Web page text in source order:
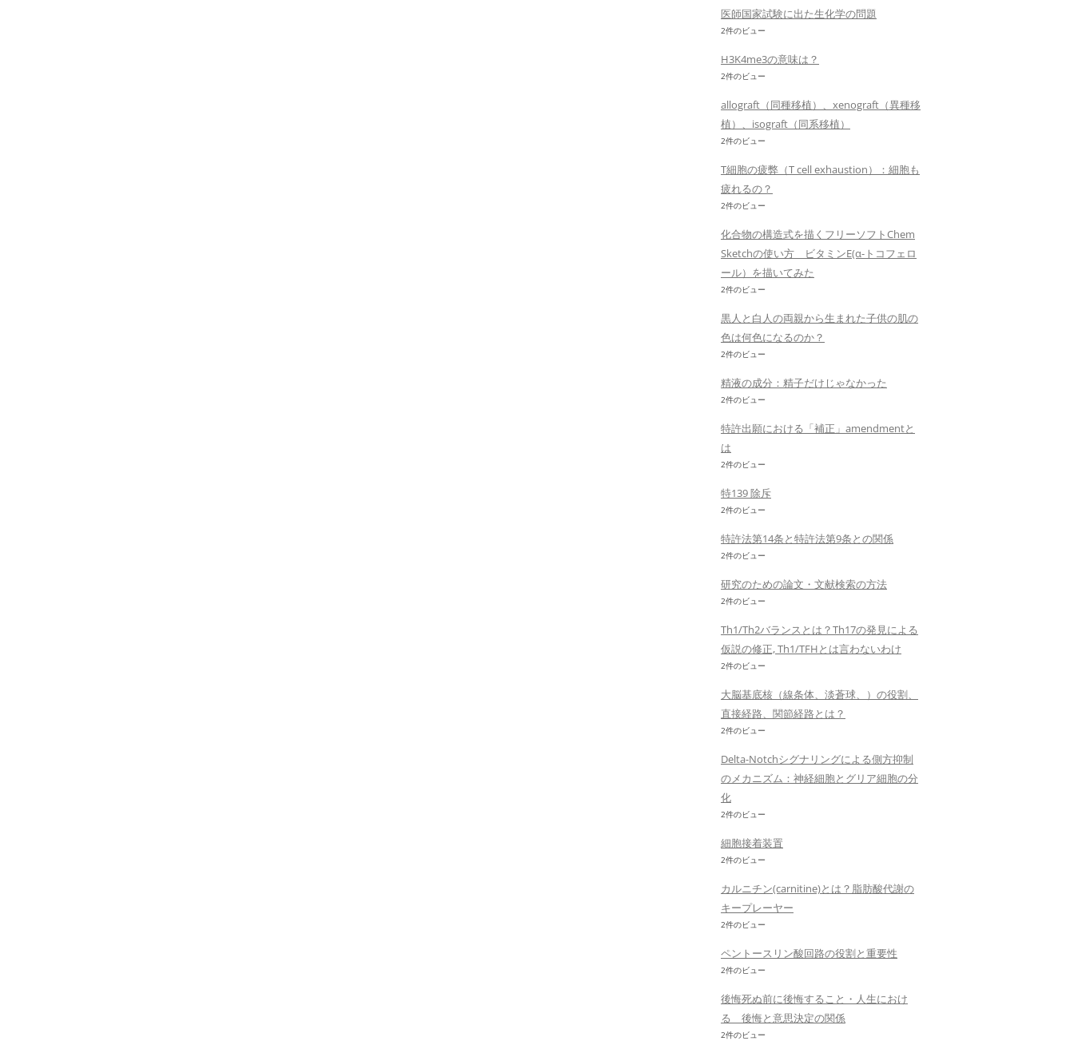
医師国家試験に出た生化学の問題
2件のビュー
H3K4me3の意味は？
2件のビュー
allograft（同種移植）、xenograft（異種移
植）、isograft（同系移植）
2件のビュー
T細胞の疲弊（T cell exhaustion）：細胞も
疲れるの？
2件のビュー
化合物の構造式を描くフリーソフトChem
Sketchの使い方 ビタミンE(α-トコフェロ
ール）を描いてみた
2件のビュー
黒人と白人の両親から生まれた子供の肌の
色は何色になるのか？
2件のビュー
精液の成分：精子だけじゃなかった
2件のビュー
特許出願における「補正」amendmentと
は
2件のビュー
特139 除斥
2件のビュー
特許法第14条と特許法第9条との関係
2件のビュー
研究のための論文・文献検索の方法
2件のビュー
Th1/Th2バランスとは？Th17の発見による
仮説の修正, Th1/TFHとは言わないわけ
2件のビュー
大脳基底核（線条体、淡蒼球、）の役割、
直接経路、関節経路とは？
2件のビュー
Delta-Notchシグナリングによる側方抑制
のメカニズム：神経細胞とグリア細胞の分
化
2件のビュー
細胞接着装置
2件のビュー
カルニチン(carnitine)とは？脂肪酸代謝の
キープレーヤー
2件のビュー
ペントースリン酸回路の役割と重要性
2件のビュー
後悔死ぬ前に後悔すること・人生におけ
る 後悔と意思決定の関係
2件のビュー